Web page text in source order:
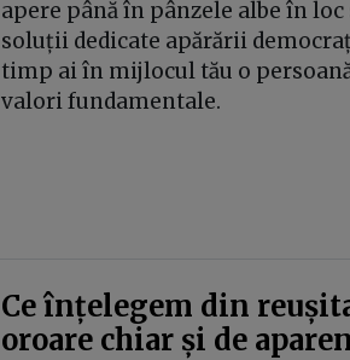
apere până în pânzele albe în
soluții dedicate apărării
timp ai în mijlocul tău o
valori fundamentale.
Ce înțelegem din
oroare chiar și de